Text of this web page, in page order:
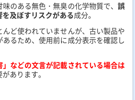
のある無色・無臭の化学物質で、 誤
及ぼすリスクがある成分。
ど使われていませんが、古い製品や
るため、使用前に成分表示を確認し
」などの文言が記載されている場合は
あります。